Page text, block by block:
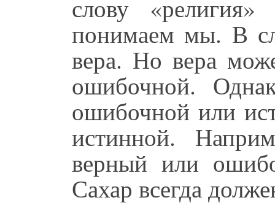
слову
понимаем мы. В
вера. Но вера
ошибочной.
ошибочной или
истинной.
верный или
Сахар всегда